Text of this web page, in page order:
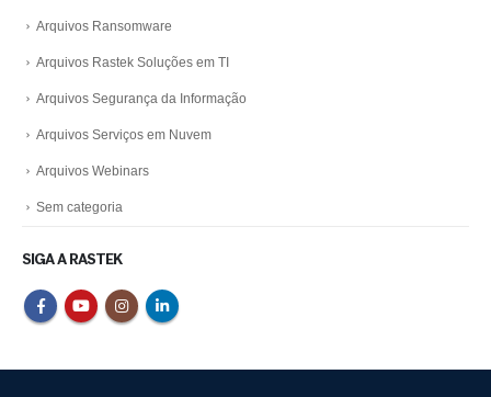
Arquivos Ransomware
Arquivos Rastek Soluções em TI
Arquivos Segurança da Informação
Arquivos Serviços em Nuvem
Arquivos Webinars
Sem categoria
SIGA A RASTEK